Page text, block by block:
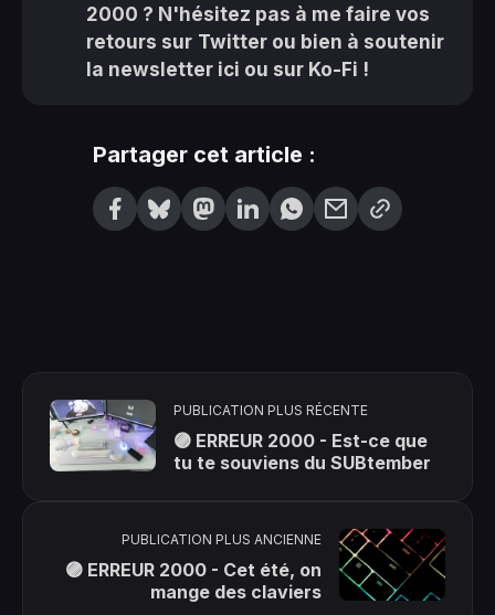
2000 ? N'hésitez pas à me faire vos
retours sur Twitterou bien à soutenir
la newsletter ici ou sur Ko-Fi !
Partager cet article :
PUBLICATION PLUS RÉCENTE
🟣 ERREUR 2000 - Est-ce que
tu te souviens du SUBtember
PUBLICATION PLUS ANCIENNE
🟣 ERREUR 2000 - Cet été, on
mange des claviers